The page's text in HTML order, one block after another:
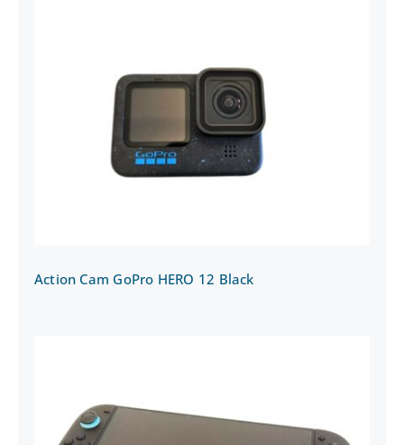
Action Cam GoPro HERO 12 Black
Action Cam GoPro HERO 12 Black